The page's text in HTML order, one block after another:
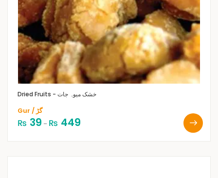
Dried Fruits - خشک میوہ جات
Gur / گڑ
₨ 39 – ₨ 449